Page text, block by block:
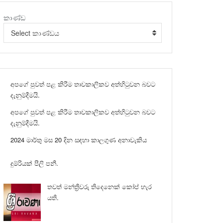
කාණ්ඩ
Select කාණ්ඩය
අපගේ පුවත් පළ කිරීම තාවකාලිකව අත්හිටුවන බවට
දැනුම්දීමයි.
අපගේ පුවත් පළ කිරීම තාවකාලිකව අත්හිටුවන බවට
දැනුම්දීමයි.
2024 මාර්තු මස 20 දින සඳහා කාලගුණ අනාවැකිය
දුම්රියක් පීලි පනී.
තවත් මන්ත්‍රීවරු තිදෙනෙක් කෝප් හැර
යති.